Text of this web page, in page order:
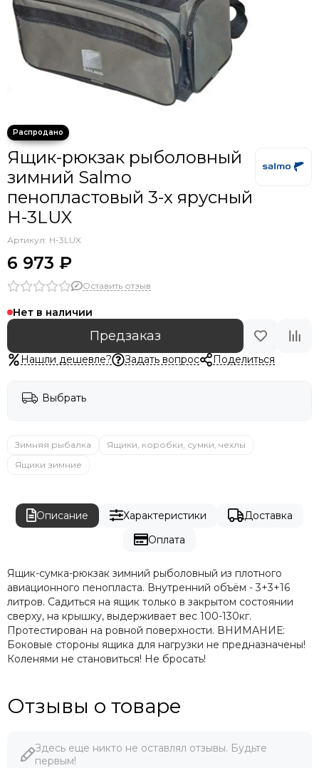
Ящик-рюкзак рыболовный
зимний Salmo
пенопластовый 3-х ярусный
H-3LUX
Артикул: H-3LUX
6 973 ₽
Оставить отзыв
Нет в наличии
Предзаказ
Нашли дешевле? Задать вопрос Поделиться
Выбрать
Зимняя рыбалка
Ящики, коробки, сумки, чехлы
Ящики зимние
Описание Характеристики
Доставка
Оплата
Ящик-сумка-рюкзак зимний рыболовный из плотного
авиационного пенопласта. Внутренний объём - 3+3+16
литров. Садиться на ящик только в закрытом состоянии
сверху, на крышку, выдерживает вес 100-130кг.
Протестирован на ровной поверхности. ВНИМАНИЕ:
Боковые стороны ящика для нагрузки не предназначены!
Коленями не становиться! Не бросать!
Отзывы о товаре
Здесь еще никто не оставлял отзывы. Будьте
первым!